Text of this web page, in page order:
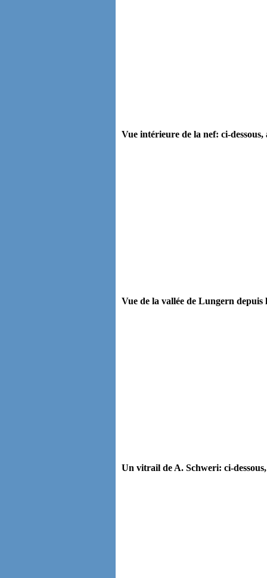
Vue intérieure de la nef: ci-dessous,
Vue de la vallée de Lungern depuis
Un vitrail de A. Schweri: ci-